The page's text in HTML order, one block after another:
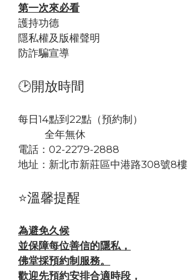
第一次來必看
護持功德
隱私權及版權聲明
防詐騙宣導
🕑開放時間
每日14點到22點（預約制）
全年無休
電話：02-2279-2888
地址： 新北市新莊區中港路308號8樓
⭐溫馨提醒
為避免久候
並保障每位善信的隱私，
佛堂採預約制服務。
歡迎先預約安排合適時段，